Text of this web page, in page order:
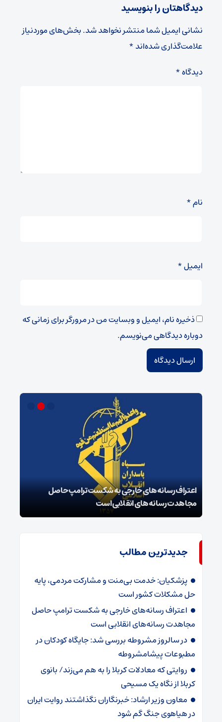
دیدگاهتان را بنویسید
نشانی ایمیل شما منتشر نخواهد شد.بخش‌های موردنیاز
علامت‌گذاری شده‌اند*
دیدگاه*
نام*
ایمیل*
ذخیره نام، ایمیل و وبسایت من در مرورگر برای زمانی که
دوباره دیدگاهی می‌نویسم.
اعتراف رسانه‌های خارجی به شکست ترامپ حاصل
مجاهدت رسانه‌های انقلابی است
جدیدترین مطالب
پزشکیان: خدمت بی‌منت و مشارکت مردمی، پایه
حل مشکلات کشور است
اعتراف رسانه‌های خارجی به شکست ترامپ حاصل
مجاهدت رسانه‌های انقلابی است
در سالروز مشروطه بررسی شد: جایگاه کودکان در
مطبوعات پیشامشروطه
روایتی که معادلات کربلا را به هم می‌زند/ بانوی
کربلا از نگاه یک مسیحی
معاون وزیر ارشاد: خبرنگاران نگذاشتند روایت ایران
در هیاهوی جنگ گم شود